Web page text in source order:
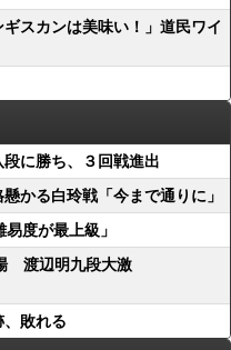
スカンは美味い！」道民ワイ
段に勝ち、３回戦進出
かる白玲戦「今まで通りに」
度が最上級」
渡辺明九段大激
、敗れる